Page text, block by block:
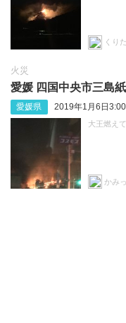
くり
火災
愛媛 四国中央市三島
愛媛県 2019年1月6日3:00
大王燃え
かみ